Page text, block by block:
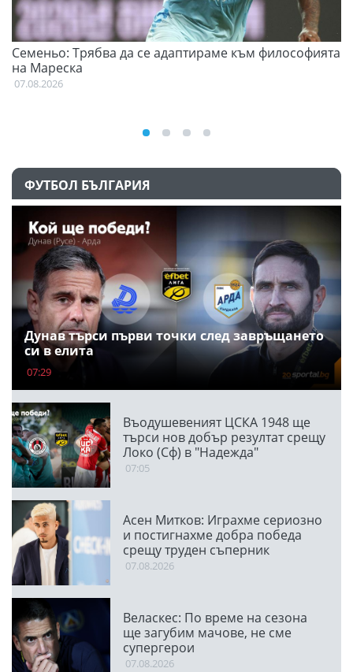
Семеньо: Трябва да се адаптираме към философията
на Мареска
07.08.2026
ФУТБОЛ БЪЛГАРИЯ
Дунав търси първи точки след завръщането
си в елита
07:29
Въодушевеният ЦСКА 1948 ще
търси нов добър резултат срещу
Локо (Сф) в "Надежда"
07:05
Асен Митков: Играхме сериозно
и постигнахме добра победа
срещу труден съперник
07.08.2026
Веласкес: По време на сезона
ще загубим мачове, не сме
супергерои
07.08.2026